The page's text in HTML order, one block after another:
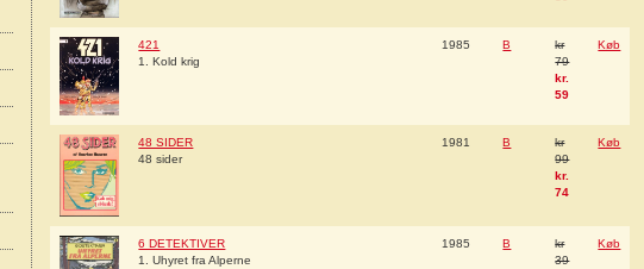
421
1. Kold krig
1985 B
kr
79
kr.
59
Køb
48 SIDER
48 sider
1981 B
kr
99
kr.
74
Køb
6 DETEKTIVER
1. Uhyret fra Alperne
1985 B
kr
39
Køb